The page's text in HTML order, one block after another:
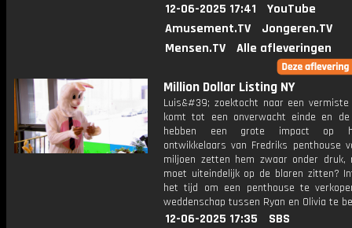
12-06-2025 17:41
YouTube
Amusement.TV
Jongeren.TV
Mensen.TV
Alle afleveringen
Million Dollar Listing NY
Luis&#39; zoektocht naar een vermiste
komt tot een onverwacht einde en de
hebben een grote impact op
ontwikkelaars van Fredriks penthouse
miljoen zetten hem zwaar onder druk,
moet uiteindelijk op de blaren zitten?
het tijd om een ​​penthouse te
weddenschap tussen Ryan en Olivia te
12-06-2025 17:35
SBS